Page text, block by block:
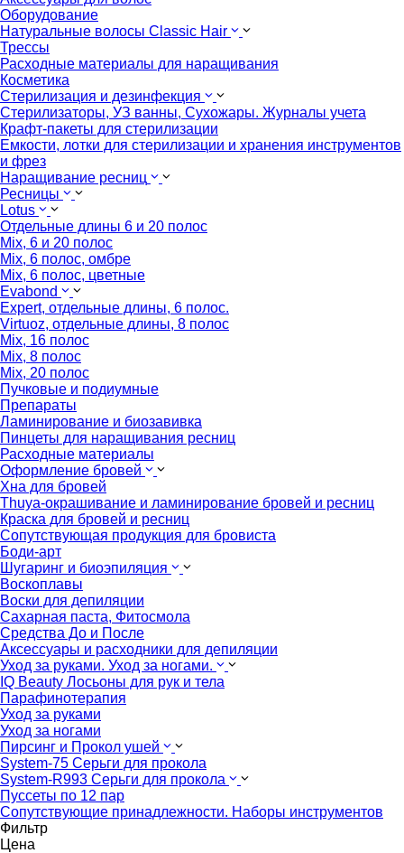
Оборудование
Натуральные волосы Classic Hair
Трессы
Расходные материалы для наращивания
Косметика
Стерилизация и дезинфекция
Стерилизаторы, УЗ ванны, Сухожары. Журналы учета
Крафт-пакеты для стерилизации
Емкости, лотки для стерилизации и хранения инструментов
и фрез
Наращивание ресниц
Ресницы
Lotus
Отдельные длины 6 и 20 полос
Mix, 6 и 20 полос
Mix, 6 полос, омбре
Mix, 6 полос, цветные
Evabond
Expert, отдельные длины, 6 полос.
Virtuoz, отдельные длины, 8 полос
Mix, 16 полос
Mix, 8 полос
Mix, 20 полос
Пучковые и подиумные
Препараты
Ламинирование и биозавивка
Пинцеты для наращивания ресниц
Расходные материалы
Оформление бровей
Хна для бровей
Thuya-окрашивание и ламинирование бровей и ресниц
Краска для бровей и ресниц
Сопутствующая продукция для бровиста
Боди-арт
Шугаринг и биоэпиляция
Воскоплавы
Воски для депиляции
Сахарная паста, Фитосмола
Средства До и После
Аксессуары и расходники для депиляции
Уход за руками. Уход за ногами.
IQ Beauty Лосьоны для рук и тела
Парафинотерапия
Уход за руками
Уход за ногами
Пирсинг и Прокол ушей
System-75 Серьги для прокола
System-R993 Серьги для прокола
Пуссеты по 12 пар
Cопутствующие принадлежности. Наборы инструментов
Фильтр
Цена